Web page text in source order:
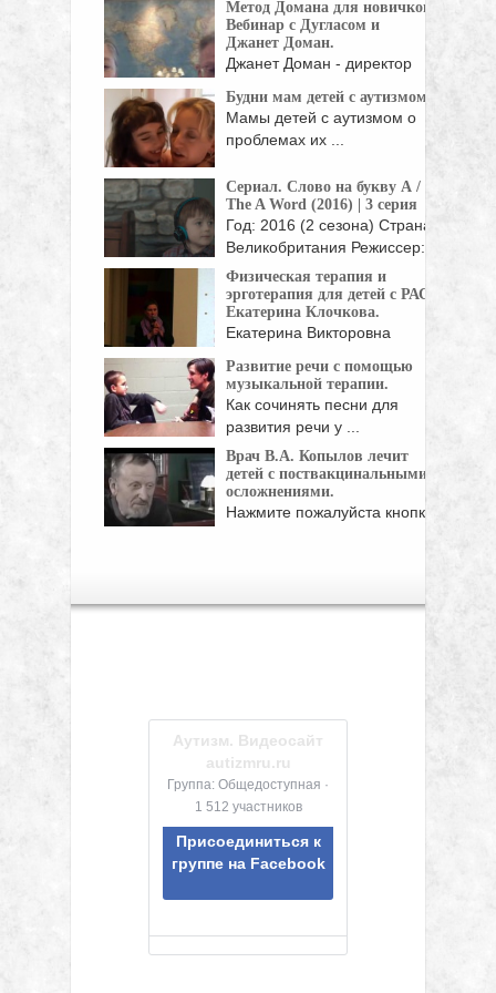
Метод Домана для новичков.
Вебинар с Дугласом и
Джанет Доман.
Джанет Доман - директор
человеческого ...
Будни мам детей с аутизмом.
Мамы детей с аутизмом о
проблемах их ...
Сериал. Слово на букву А /
The A Word (2016) | 3 серия
Год: 2016 (2 сезона) Страна:
Великобритания Режиссер:
Питер Каттанео, ...
Физическая терапия и
эрготерапия для детей с РАС.
Екатерина Клочкова.
Екатерина Викторовна
«Физическая ...
Развитие речи с помощью
музыкальной терапии.
Как сочинять песни для
развития речи у ...
Врач В.А. Копылов лечит
детей с поствакцинальными
осложнениями.
Нажмите пожалуйста кнопки
Аутизм. Видеосайт
autizmru.ru
Группа: Общедоступная ·
1 512 участников
Присоединиться к
группе на Facebook